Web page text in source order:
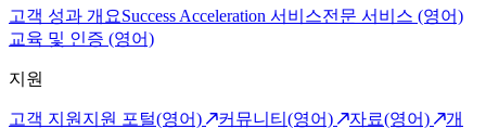
고객 성과 개요Success Acceleration 서비스전문 서비스 (영어)
교육 및 인증 (영어)
지원
고객 지원 지원 포털(영어) 커뮤니티(영어) 자료(영어)
개